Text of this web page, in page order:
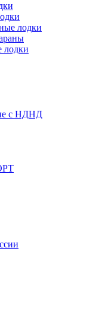
лодки
лодки
с НДНД